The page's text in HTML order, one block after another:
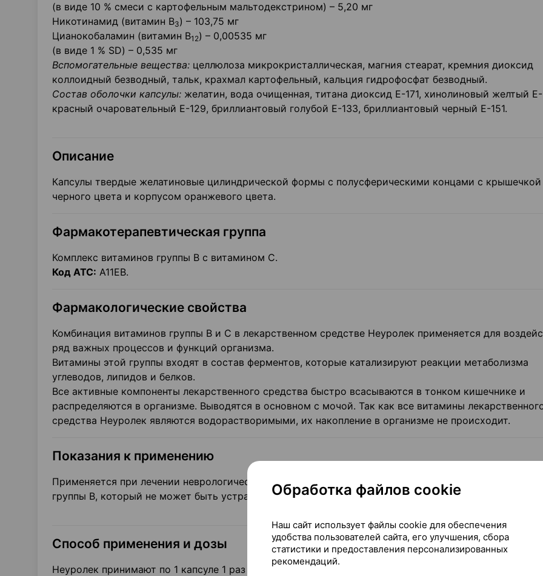
(в виде 10 % смеси с картофельным мальтодекстрином) – 5,20 мг
Никотинамид (витамин В3) – 103,75 мг
Цианокобаламин (витамин B12) – 0,00535 мг
(в виде 1 % SD) – 0,535 мг
Вспомогательные вещества: целлюлоза микрокристаллическая, магния стеарат, кремния диоксид
коллоидный безводный, тальк, крахмал картофельный, кальция гидрофосфат безводный.
Состав оболочки капсулы: желатин, вода очищенная, титана диоксид Е-171, хинолиновый желтый Е-
красный очаровательный Е-129, бриллиантовый голубой Е-133, бриллиантовый черный Е-151.
Описание
Капсулы твердые желатиновые цилиндрической формы с полусферическими концами с крышечкой
черного цвета и корпусом оранжевого цвета.
Фармакотерапевтическая группа
Комплекс витаминов группы В с витамином С.
Код АТС: А11ЕВ.
Фармакологические свойства
Комбинация витаминов группы В и С в лекарственном средстве Неуролек применяется для
ряд важных процессов и функций организма.
Витамины этой группы входят в состав ферментов, которые катализируют реакции метаболизма
углеводов, липидов и белков.
Все активные компоненты лекарственного средства быстро всасываются в тонком кишечнике и
распределяются в организме. Выводятся в основном с мочой. Так как все витамины
средства Неуролек являются водорастворимыми, их накопление в организме не происходит.
Показания к применению
Применяется при лечении неврологических расстройств, вызванных доказанным дефицитом
группы В, который не может быть устранен путем коррекции питания.
Способ применения и дозы
Неуролек принимают по 1 капсуле 1 раз в день во время или после еды, не разжевывая, запивая
Обработка файлов cookie
Наш сайт использует файлы cookie для обеспечения
удобства пользователей сайта, его улучшения, сбора
статистики и предоставления персонализированных
рекомендаций.